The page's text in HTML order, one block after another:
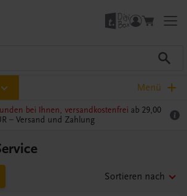
Menü
bei Ihnen, versandkostenfrei ab 29,00
– Versand und Zahlung
Sortieren nach